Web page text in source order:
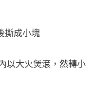
撕成小塊
以大火煲滾，然轉小